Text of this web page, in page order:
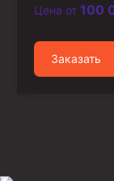
Цена от 100
Заказать